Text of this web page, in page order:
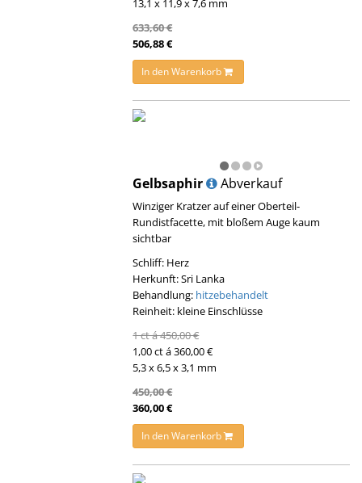
13,1 x 11,9 x 7,6 mm
633,60 €
506,88 €
In den Warenkorb
Gelbsaphir Abverkauf
Winziger Kratzer auf einer Oberteil-
Rundistfacette, mit bloßem Auge kaum
sichtbar
Schliff: Herz
Herkunft: Sri Lanka
Behandlung: hitzebehandelt
Reinheit: kleine Einschlüsse
1 ct á 450,00 €
1,00 ct á 360,00 €
5,3 x 6,5 x 3,1 mm
450,00 €
360,00 €
In den Warenkorb